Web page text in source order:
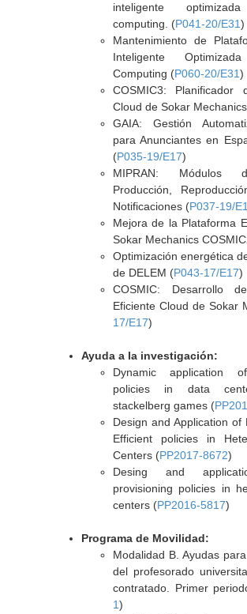
inteligente
computing. (P041-20/E31)
Mantenimiento de
Inteligente
Computing (P060-20/E31)
COSMIC3: Planificador
Cloud de Sokar
GAIA: Gestión
para Anunciantes en
(P035-19/E17)
MIPRAN: Módulos
Producción,
Notificaciones (P037-19/
Mejora de la Plataforma
Sokar Mechanics
Optimización energética
de DELEM (P043-17/E17)
COSMIC: Desarrollo
Eficiente Cloud de Sokar
17/E17)
Ayuda a la investigación:
Dynamic application
policies in data
stackelberg games (
Design and Application of
Efficient policies in
Centers (PP2017-8672)
Desing and
provisioning policies in
centers (PP2016-5817)
Programa de Movilidad:
Modalidad B. Ayudas
del profesorado
contratado. Primer
1)